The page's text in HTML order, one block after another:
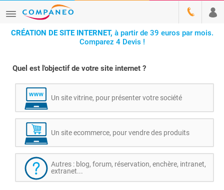
CRÉATION DE SITE INTERNET, à partir de 39 euros par mois.
Comparez 4 Devis !
Quel est l'objectif de votre site internet ?
Un site vitrine, pour présenter votre société
Un site ecommerce, pour vendre des produits
Autres : blog, forum, réservation, enchère, intranet,
extranet...